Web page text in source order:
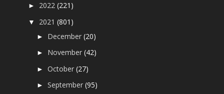
► 2022(221)
▼ 2021(801)
► December(20)
► November(42)
►October(27)
►September(95)